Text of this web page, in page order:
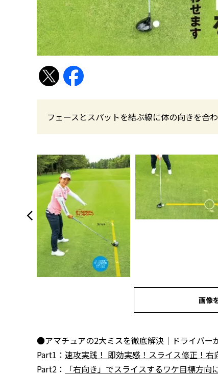
フェースとスパットを結ぶ線に体の向きを合
画像
●アマチュアの2大ミスを徹底解決｜ドライバー
Part1： 速攻実践！ 即効実感！スライス修正！右
Part2：
「右向き」でスライスするワケ目標方向